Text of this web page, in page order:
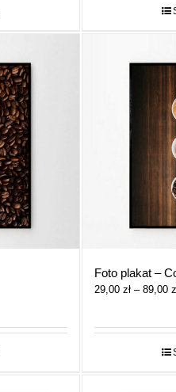
Foto plakat –
29,00 zł – 89,00